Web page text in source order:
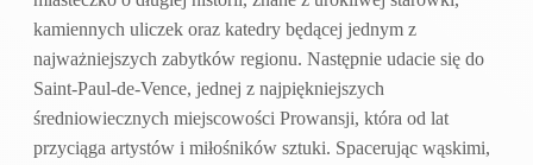
kamiennych uliczek oraz katedry będącej jednym z
najważniejszych zabytków regionu. Następnie udacie się do
Saint-Paul-de-Vence, jednej z najpiękniejszych
średniowiecznych miejscowości Prowansji, która od lat
przyciąga artystów i miłośników sztuki. Spacerując wąskimi,